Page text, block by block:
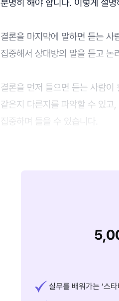
분명히 해야 합니다. 이렇게 설
결론을 마지막에 말하면 듣는 사
집중해서 상대방의 말을 듣고 논
결론을 먼저 들으면 듣는 사람이
같은지 다른지를 파악할 수 있고
집중하며 들을 수 있습니다.
실무를 배워가는 ‘스